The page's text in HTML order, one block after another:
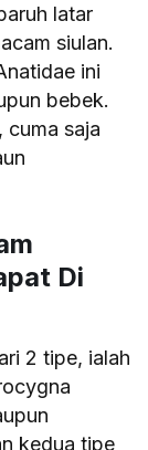
latar
siulan.
ini
bebek.
cuma saja
Di
2 tipe, ialah
kedua tipe